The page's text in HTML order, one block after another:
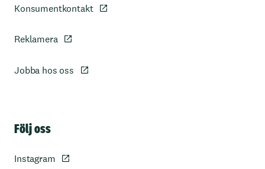
Konsumentkontakt
Reklamera
Jobba hos oss
Följ oss
Instagram